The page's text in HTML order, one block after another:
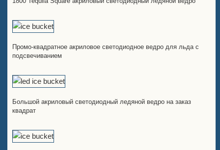
Промо-квадратное акриловое светодиодное ведро для льда с
подсвечиванием
Большой акриловый светодиодный ледяной ведро на заказ
квадрат